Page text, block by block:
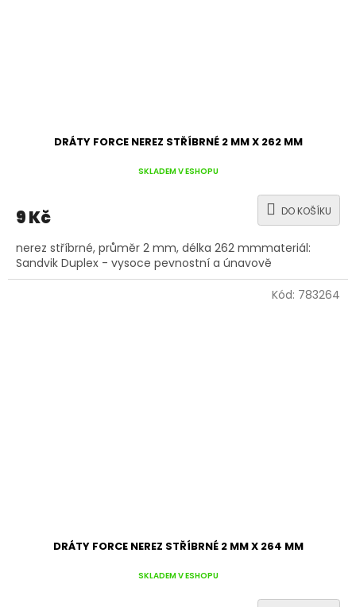
DRÁTY FORCE NEREZ STŘÍBRNÉ 2 MM X 262 MM
SKLADEM V ESHOPU
9 Kč DO KOŠÍKU
nerez stříbrné, průměr 2 mm, délka 262 mmmateriál:
Sandvik Duplex - vysoce pevnostní a únavově
DRÁTY FORCE NEREZ STŘÍBRNÉ 2 MM X 264 MM
SKLADEM V ESHOPU
Kód: 783264